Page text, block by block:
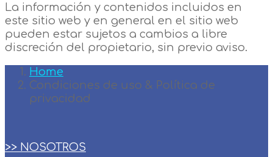
La información y contenidos incluidos en
este sitio web y en general en el sitio web
pueden estar sujetos a cambios a libre
discreción del propietario, sin previo aviso.
Home
Condiciones de uso & Política de
privacidad
>> NOSOTROS